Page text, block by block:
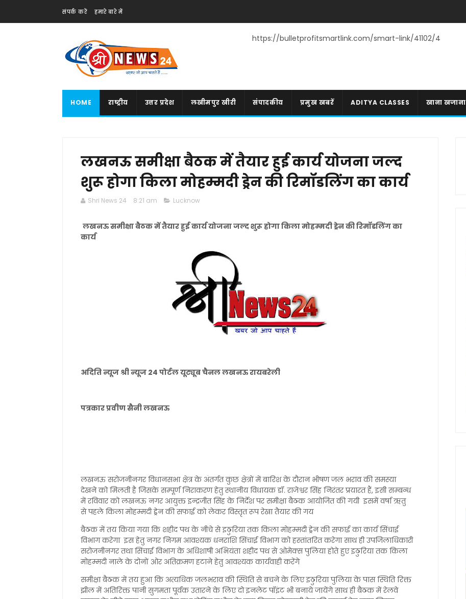
संपर्क करें हमारे बारे में
https://bulletprofitsmartlink.com/smart-link/41102/4
HOME राष्ट्रीय उत्तर प्रदेश लखीमपुर खीरी संपादकीय प्रमुख खबरें ADITYA CLASSES खाना खजाना
लखनऊ समीक्षा बैठक में तैयार हुई कार्य योजना जल्द
शुरू होगा किला मोहम्मदी ड्रेन की रिमॉडलिंग का कार्य
Shri News 24 8:21 am Lucknow
लखनऊ समीक्षा बैठक में तैयार हुई कार्य योजना जल्द शुरू होगा किला मोहम्मदी ड्रेन की रिमॉडलिंग का
कार्य
अदिति न्यूज श्री न्यूज 24 पोर्टल यूट्यूब चैनल लखनऊ रायबरेली
पत्रकार प्रवीण सैनी लखनऊ
लखनऊ सरोजनीनगर विधानसभा क्षेत्र के अंतर्गत कुछ क्षेत्रों में बारिश के दौरान भीषण जल भराव की समस्या
देखने को मिलती है जिसके सम्पूर्ण निराकरण हेतु स्थानीय विधायक डॉ. राजेश्वर सिंह निरंतर प्रयारत हैं, इसी सम्बन्ध
में रविवार को लखनऊ नगर आयुक्त इन्द्रजीत सिंह के निर्देश पर समीक्षा बैठक आयोजित की गयी इसमें वर्षा ऋतु
से पहले किला मोहम्मदी ड्रेन की सफाई को लेकर विस्तृत रूप रेखा तैयार की गय
बैठक में तय किया गया कि शहीद पथ के नीचे से इठुरिया तक किला मोहम्मदी ड्रेन की सफाई का कार्य सिंचाई
विभाग करेगा इस हेतु नगर निगम आवश्यक धनराशि सिंचाई विभाग को हस्तांतरित करेगा साथ ही उपजिलाधिकारी
सरोजनीनगर तथा सिंचाई विभाग के अधिशाषी अभियंता शहीद पथ से ओमेक्स पुलिया होते हुए इठुरिया तक किला
मोहम्मदी नाले के दोनों ओर अतिक्रमण हटाने हेतु आवश्यक कार्यवाही करेंगे
समीक्षा बैठक में तय हुआ कि अत्यधिक जलभराव की स्थिति से बचने के लिए इठुरिया पुलिया के पास स्थिति रिक्त
झील में अतिरिक्त पानी सुगमता पूर्वक उतारने के लिए दो इनलेट पॉइंट भी बनाये जायेंगे साथ ही बैठक में रेलवे